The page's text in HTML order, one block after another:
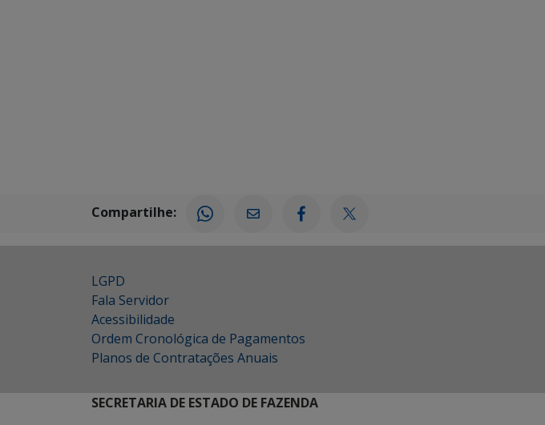
Compartilhe:
LGPD
Fala Servidor
Acessibilidade
Ordem Cronológica de Pagamentos
Planos de Contratações Anuais
SECRETARIA DE ESTADO DE FAZENDA